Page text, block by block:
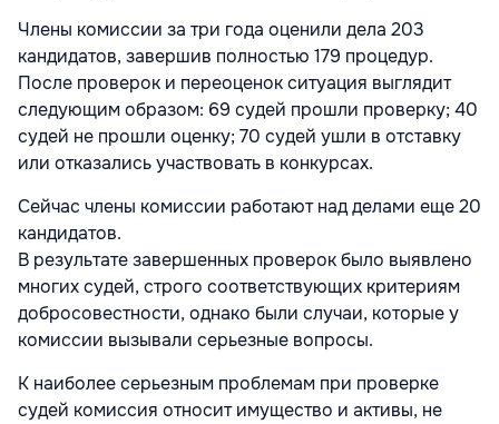
Члены комиссии за три года оценили дела 203
кандидатов, завершив полностью 179 процедур.
После проверок и переоценок ситуация выглядит
следующим образом: 69 судей прошли проверку; 40
судей не прошли оценку; 70 судей ушли в отставку
или отказались участвовать в конкурсах.
Сейчас члены комиссии работают над делами еще 20
кандидатов.
В результате завершенных проверок было выявлено
многих судей, строго соответствующих критериям
добросовестности, однако были случаи, которые у
комиссии вызывали серьезные вопросы.
К наиболее серьезным проблемам при проверке
судей комиссия относит имущество и активы, не